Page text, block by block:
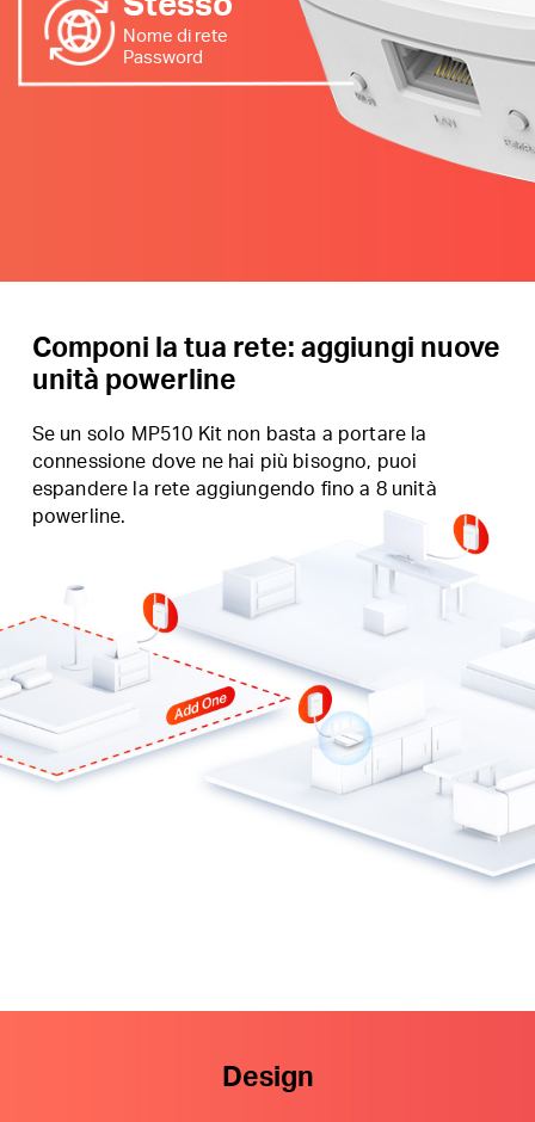
Nome di rete
Password
Componi la tua rete: aggiungi nuove
unità powerline
Se un solo MP510 Kit non basta a portare la
connessione dove ne hai più bisogno, puoi
espandere la rete aggiungendo fino a 8 unità
powerline.
Design